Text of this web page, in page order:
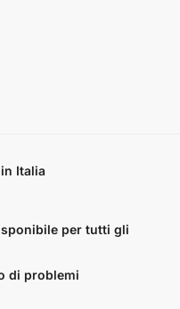
Italia
per tutti gli
di problemi